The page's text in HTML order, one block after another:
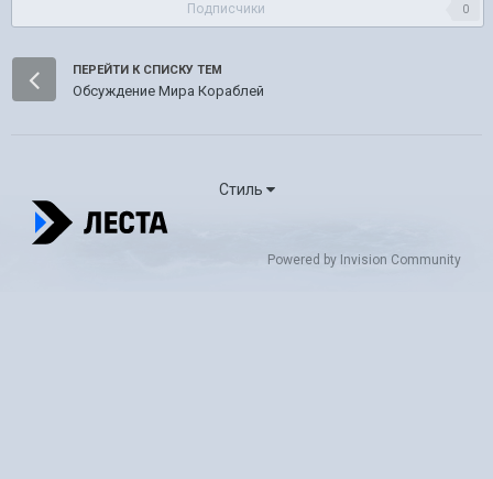
Подписчики 0
ПЕРЕЙТИ К СПИСКУ ТЕМ
Обсуждение Мира Кораблей
Стиль
Powered by Invision Community